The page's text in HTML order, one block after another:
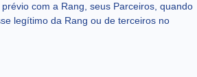
com a Rang, seus Parceiros, quando
legítimo da Rang ou de terceiros no